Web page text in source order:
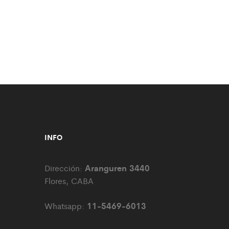
INFO
Dirección: Aranguren 3440
Flores, CABA
Whatsapp: 11-5469-6013